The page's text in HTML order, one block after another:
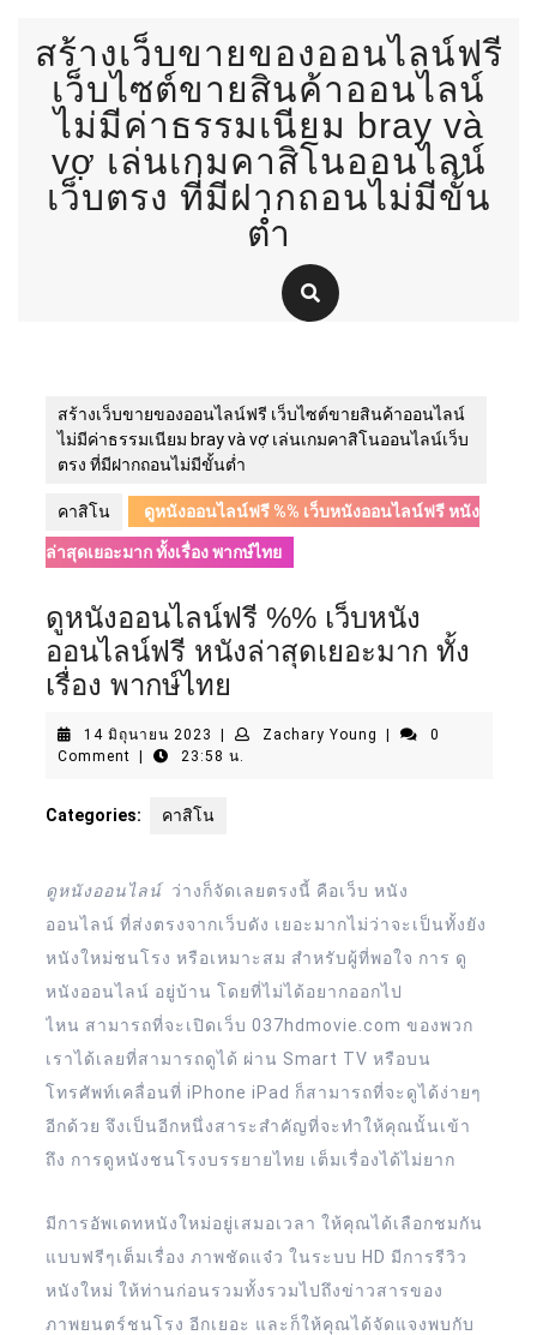
content
สร้างเว็บขายของออนไลน์ฟรี
เว็บไซต์ขายสินค้าออนไลน์
ไม่มีค่าธรรมเนียม bray và
vợ เล่นเกมคาสิโนออนไลน์
เว็บตรง ที่มีฝากถอนไม่มีขั้น
ต่ำ
สร้างเว็บขายของออนไลน์ฟรี เว็บไซต์ขายสินค้าออนไลน์
ไม่มีค่าธรรมเนียม bray và vợ เล่นเกมคาสิโนออนไลน์เว็บ
ตรง ที่มีฝากถอนไม่มีขั้นต่ำ
คาสิโน ดูหนังออนไลน์ฟรี %% เว็บหนังออนไลน์ฟรี หนัง
ล่าสุดเยอะมาก ทั้งเรื่อง พากษ์ไทย
ดูหนังออนไลน์ฟรี %% เว็บหนัง
ออนไลน์ฟรี หนังล่าสุดเยอะมาก ทั้ง
เรื่อง พากษ์ไทย
14 มิถุนายน 2023 14
มิถุนายน
| Zachary Young Zachary
|
0
Comment | 23:58 น.
Categories: คาสิโน
ดูหนังออนไลน์ว่างก็จัดเลยตรงนี้ คือเว็บ หนัง
ออนไลน์ ที่ส่งตรงจากเว็บดัง เยอะมากไม่ว่าจะเป็นทั้งยัง
หนังใหม่ชนโรง หรือเหมาะสม สำหรับผู้ที่พอใจ การ ดู
หนังออนไลน์ อยู่บ้าน โดยที่ไม่ได้อยากออกไป
ไหน สามารถที่จะเปิดเว็บ 037hdmovie.com ของพวก
เราได้เลยที่สามารถดูได้ ผ่าน Smart TV หรือบน
โทรศัพท์เคลื่อนที่ iPhone iPad ก็สามารถที่จะดูได้ง่ายๆ
อีกด้วย จึงเป็นอีกหนึ่งสาระสำคัญที่จะทำให้คุณนั้นเข้า
ถึง การดูหนังชนโรงบรรยายไทย เต็มเรื่องได้ไม่ยาก
มีการอัพเดทหนังใหม่อยู่เสมอเวลา ให้คุณได้เลือกชมกัน
แบบฟรีๆเต็มเรื่อง ภาพชัดแจ๋ว ในระบบ HD มีการรีวิว
หนังใหม่ ให้ท่านก่อนรวมทั้งรวมไปถึงข่าวสารของ
ภาพยนตร์ชนโรง อีกเยอะ และก็ให้คุณได้จัดแจงพบกับ